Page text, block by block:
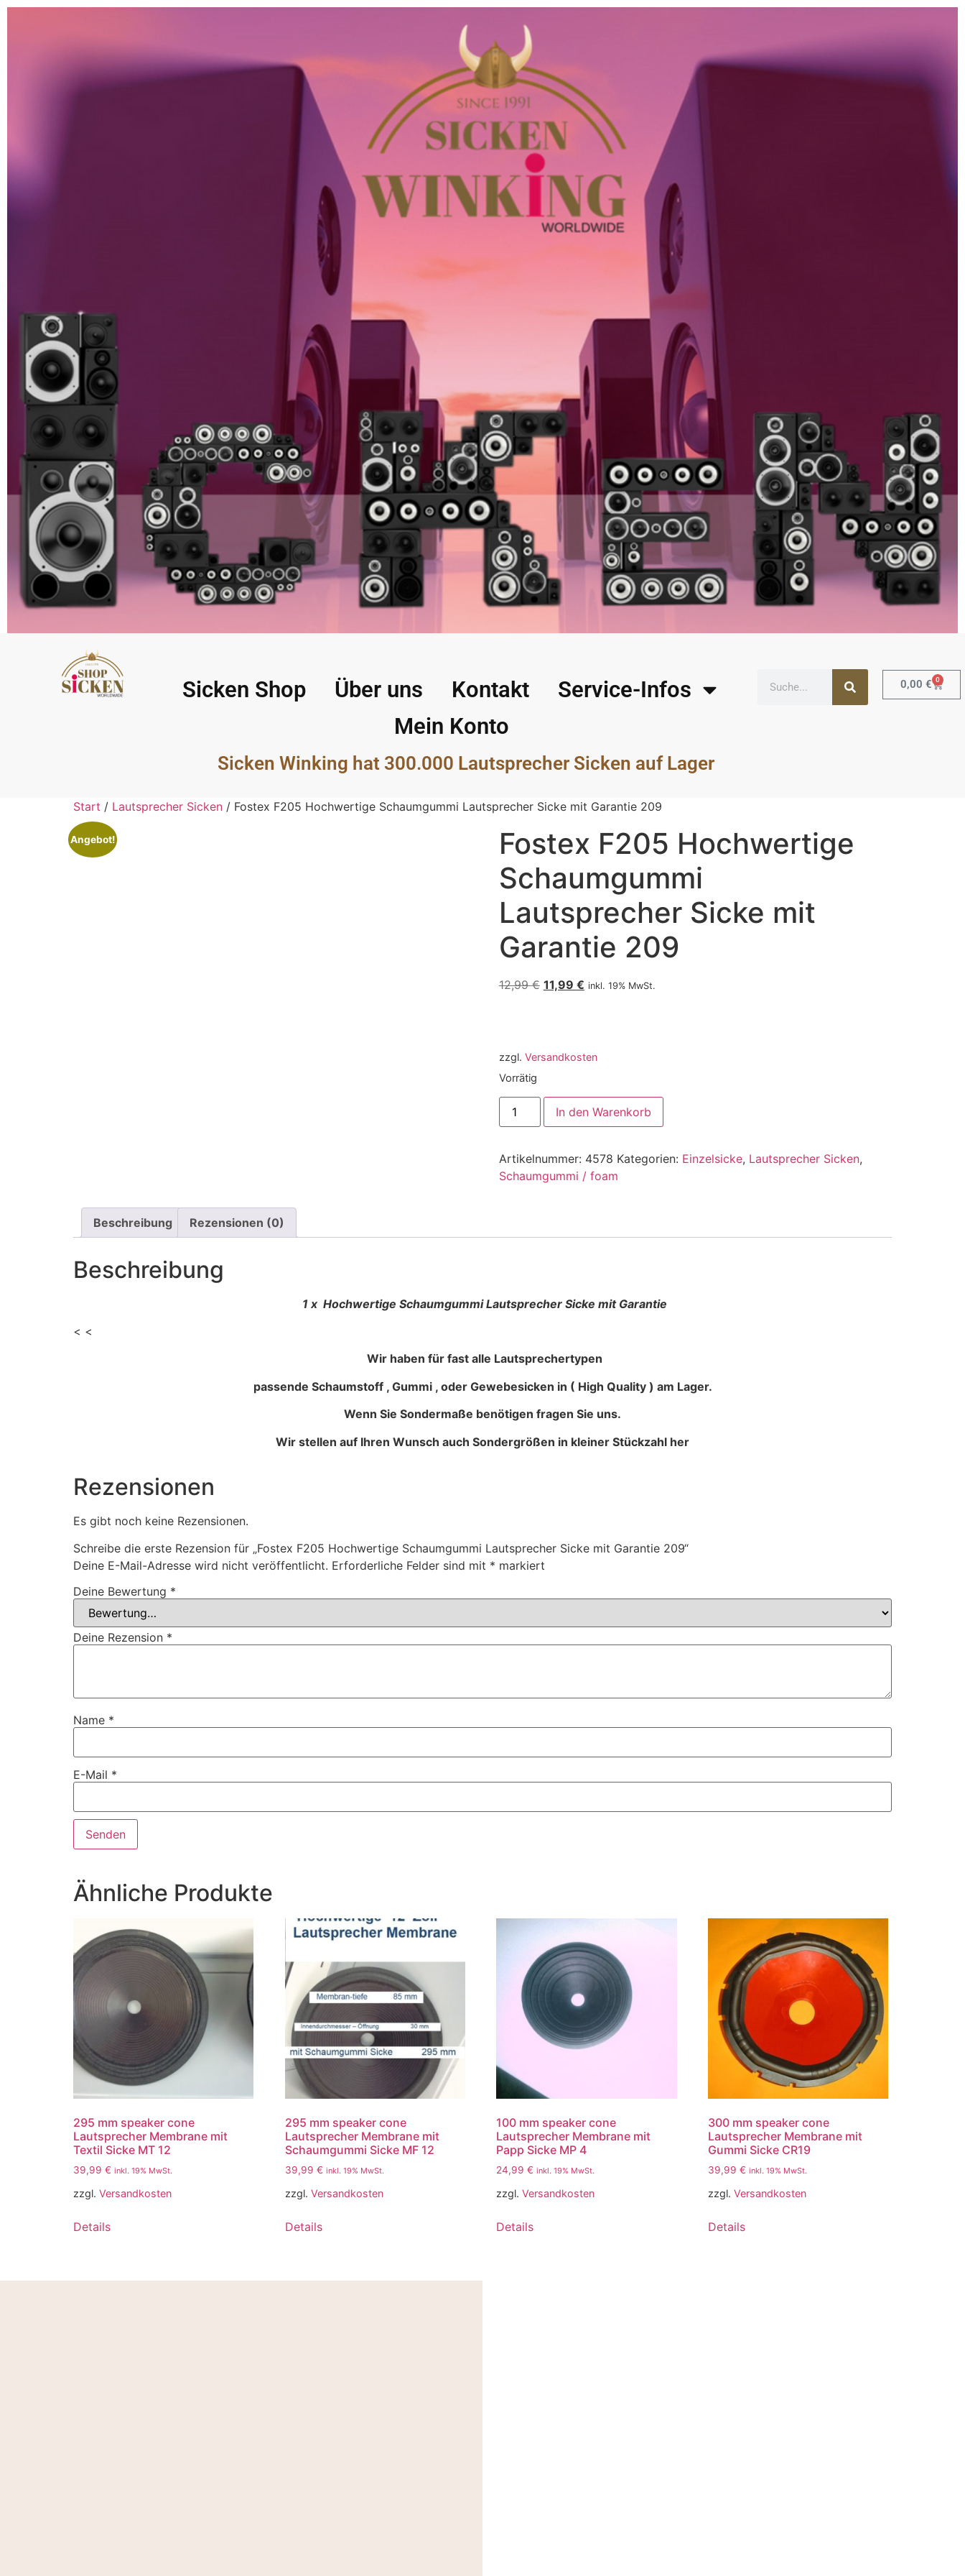
Sicken Shop Über uns Kontakt
Service-Infos
Mein Konto
Sicken Winking hat 300.000 Lautsprecher Sicken auf Lager
0,00 € 0
Start / Lautsprecher Sicken / Fostex F205 Hochwertige Schaumgummi Lautsprecher Sicke mit Garantie 209
Angebot!
Fostex F205 Hochwertige
Schaumgummi
Lautsprecher Sicke mit
Garantie 209
12,99€ 11,99 € inkl. 19% MwSt.
zzgl. Versandkosten
Vorrätig
In den Warenkorb
Artikelnummer: 4578 Kategorien: Einzelsicke, Lautsprecher Sicken,
Schaumgummi / foam
Beschreibung Rezensionen (0)
Beschreibung
1 x Hochwertige Schaumgummi Lautsprecher Sicke mit Garantie
< <
Wir haben für fast alle Lautsprechertypen
passende Schaumstoff , Gummi , oder Gewebesicken in ( High Quality ) am Lager.
Wenn Sie Sondermaße benötigen fragen Sie uns.
Wir stellen auf Ihren Wunsch auch Sondergrößen in kleiner Stückzahl her
Rezensionen
Es gibt noch keine Rezensionen.
Schreibe die erste Rezension für „Fostex F205 Hochwertige Schaumgummi Lautsprecher Sicke mit Garantie 209“
Deine E-Mail-Adresse wird nicht veröffentlicht. Erforderliche Felder sind mit * markiert
Deine Bewertung *
Deine Rezension *
Name *
E-Mail *
Ähnliche Produkte
295 mm speaker cone
Lautsprecher Membrane mit
Textil Sicke MT 12
39,99 € inkl. 19% MwSt.
zzgl. Versandkosten
Details
295 mm speaker cone
Lautsprecher Membrane mit
Schaumgummi Sicke MF 12
39,99 € inkl. 19% MwSt.
zzgl. Versandkosten
Details
100 mm speaker cone
Lautsprecher Membrane mit
Papp Sicke MP 4
24,99€ inkl. 19% MwSt.
zzgl.Versandkosten
Details
300 mm speaker cone
Lautsprecher Membrane mit
Gummi Sicke CR19
39,99€ inkl. 19% MwSt.
zzgl.Versandkosten
Details